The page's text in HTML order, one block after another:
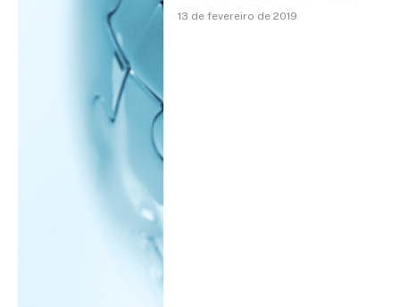
13 de fevereiro de 2019